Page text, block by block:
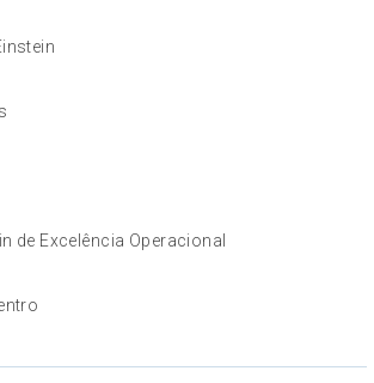
de Excelência Operacional